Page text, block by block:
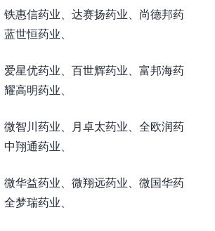
铁惠信药业、达赛扬药业、尚德邦药
世恒药业、
爱星优药业、百世辉药业、富邦海药
高明药业、
微智川药业、月卓太药业、全欧润药
翔通药业、
微华益药业、微翔远药业、微国华药
梦瑞药业、